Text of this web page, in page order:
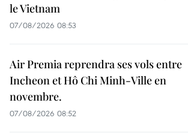
le Vietnam
07/08/2026 08:53
Air Premia reprendra ses vols entre
Incheon et Hô Chi Minh-Ville en
novembre.
07/08/2026 08:52